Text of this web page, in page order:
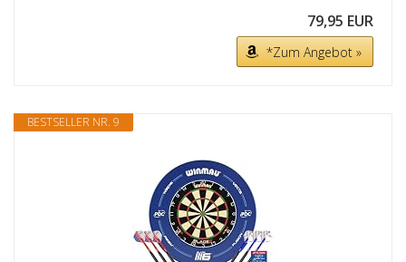
79,95 EUR
*Zum Angebot »
BESTSELLER NR. 9